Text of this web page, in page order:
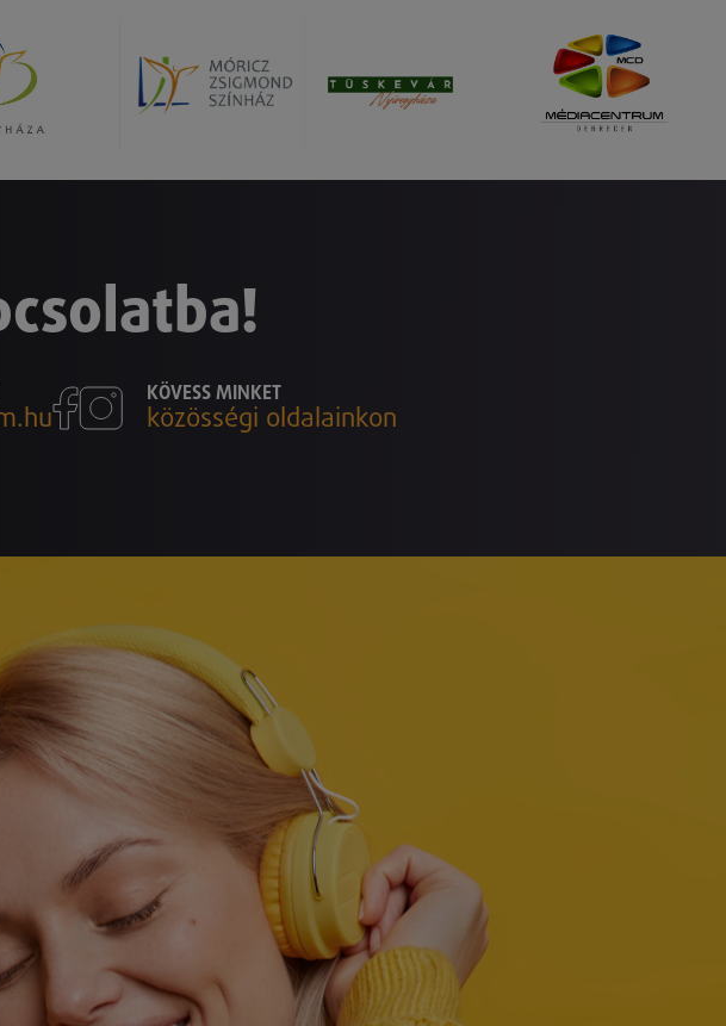
KÖVESS MINKET
közösségi oldalainkon